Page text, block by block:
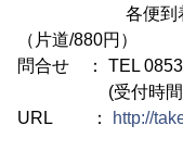
各便到着の10
（片道/880円）
問合せ ： TEL
(受付時間
URL ：
http://